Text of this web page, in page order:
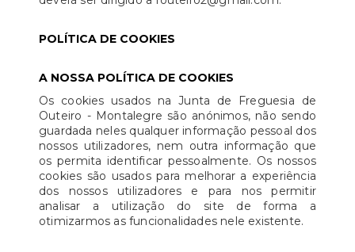
POLÍTICA DE COOKIES
A NOSSA POLÍTICA DE COOKIES
Os cookies usados na Junta de Freguesia de
Outeiro - Montalegre são anónimos, não sendo
guardada neles qualquer informação pessoal dos
nossos utilizadores, nem outra informação que
os permita identificar pessoalmente. Os nossos
cookies são usados para melhorar a experiência
dos nossos utilizadores e para nos permitir
analisar a utilização do site de forma a
otimizarmos as funcionalidades nele existente.